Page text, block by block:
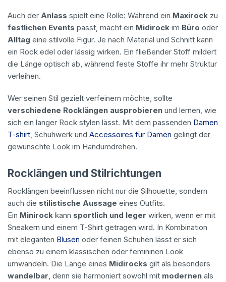
Auch der Anlass spielt eine Rolle: Während ein Maxirock zu
festlichen Events passt, macht ein Midirock im Büro oder
Alltag eine stilvolle Figur. Je nach Material und Schnitt kann
ein Rock edel oder lässig wirken. Ein fließender Stoff mildert
die Länge optisch ab, während feste Stoffe ihr mehr Struktur
verleihen.
Wer seinen Stil gezielt verfeinern möchte, sollte
verschiedene Rocklängen ausprobieren und lernen, wie
sich ein langer Rock stylen lässt. Mit dem passenden Damen
T-shirt, Schuhwerk und Accessoires für Damen gelingt der
gewünschte Look im Handumdrehen.
Rocklängen und Stilrichtungen
Rocklängen beeinflussen nicht nur die Silhouette, sondern
auch die stilistische Aussage eines Outfits.
Ein Minirock kann sportlich und leger wirken, wenn er mit
Sneakern und einem T-Shirt getragen wird. In Kombination
mit eleganten Blusen oder feinen Schuhen lässt er sich
ebenso zu einem klassischen oder femininen Look
umwandeln. Die Länge eines Midirocks gilt als besonders
wandelbar, denn sie harmoniert sowohl mit modernen als